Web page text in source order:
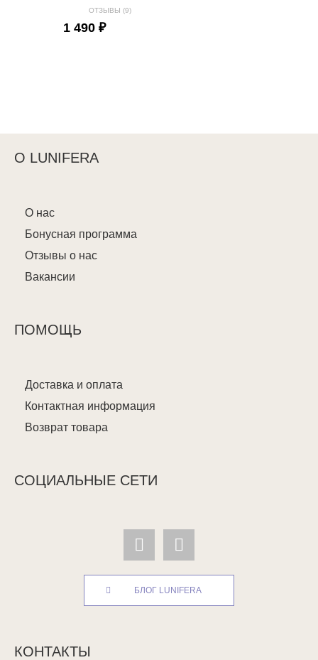
ОТЗЫВЫ (9)
1 490 ₽
О LUNIFERA
О нас
Бонусная программа
Отзывы о нас
Вакансии
ПОМОЩЬ
Доставка и оплата
Контактная информация
Возврат товара
СОЦИАЛЬНЫЕ СЕТИ
БЛОГ LUNIFERA
КОНТАКТЫ